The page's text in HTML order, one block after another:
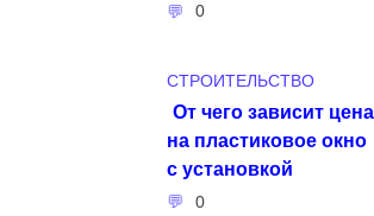
0
СТРОИТЕЛЬСТВО
От чего зависит цена
на пластиковое окно
с установкой
0